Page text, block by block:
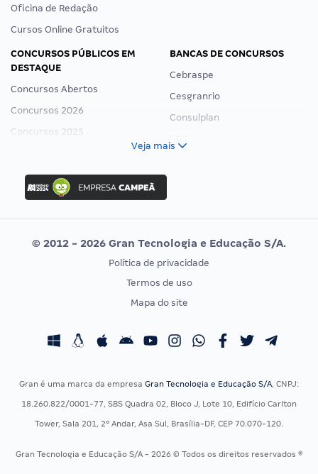
Oficina de Redação
Cursos Online Gratuitos
CONCURSOS PÚBLICOS EM
DESTAQUE
Concursos Abertos
Concursos 2026
Concursos 2025
Concurso Ibama
Concurso MPU
Editais publicados
BANCAS DE CONCURSOS
Cebraspe
Cesgranrio
Consulplan
Vunesp
CONCURSOS POR PROFISSÃO
Concursos Fiscais
Residência Multiprofissional
EXAME DE ORDEM
Calendário OAB
Veja mais
© 2012 - 2026 Gran Tecnologia e Educação S/A.
Política de privacidade
Termos de uso
Mapa do site
Gran é uma marca da empresa Gran Tecnologia e Educação S/A, CNPJ:
18.260.822/0001-77, SBS Quadra 02, Bloco J, Lote 10, Edifício Carlton
Tower, Sala 201, 2º Andar, Asa Sul, Brasília-DF, CEP 70.070-120.
Gran Tecnologia e Educação S/A - 2026 © Todos os direitos reservados ®